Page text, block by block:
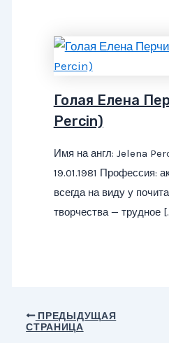
Голая Елена
Percin)
Имя на англ: Jelena
19.01.1981 Профессия:
всегда на виду у
творчества — трудное
Навигация
ПРЕДЫДУЩАЯ
СТРАНИЦА